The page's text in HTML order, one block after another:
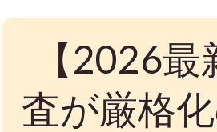
【2026
査が厳格